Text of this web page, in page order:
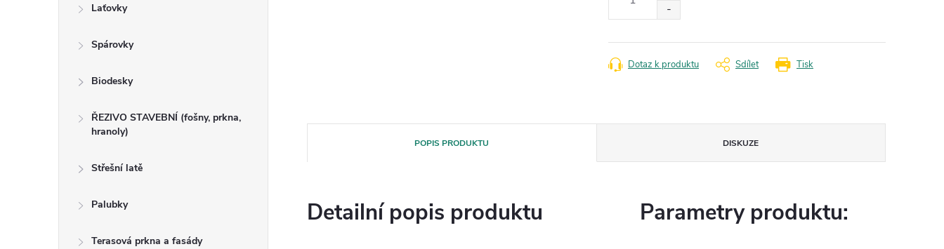
Laťovky
Spárovky
Biodesky
ŘEZIVO STAVEBNÍ (fošny, prkna,
hranoly)
Střešní latě
Palubky
Terasová prkna a fasády
Tisk
Dotaz k produktu Sdílet
POPIS PRODUKTU DISKUZE
Detailní popis produktu Parametry produktu: